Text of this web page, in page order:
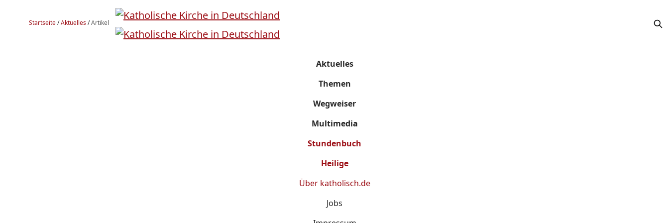
Startseite/Aktuelles/Artikel
Aktuelles
Themen
Wegweiser
Multimedia
Stundenbuch
Heilige
Über katholisch.de
Jobs